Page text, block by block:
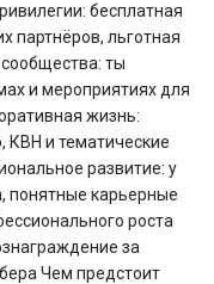
бесплатная
партнёров, льготная
ты
и мероприятиях для
жизнь:
КВН и тематические
развитие: у
понятные карьерные
роста
за
Чем предстоит